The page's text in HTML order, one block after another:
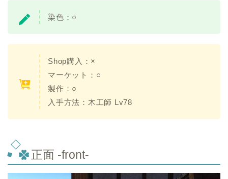
染色：○
Shop購入：×
マーケット：○
製作：○
入手方法：木工師 Lv78
正面 -front-